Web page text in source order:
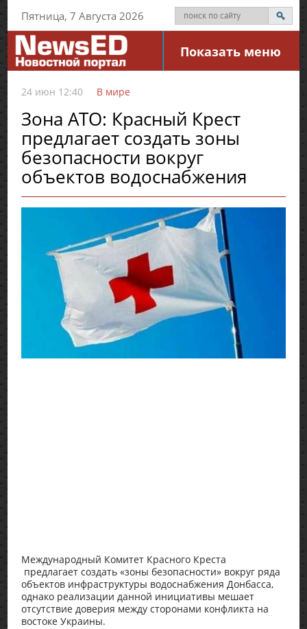
Пятница, 7 Августа 2026
Показать меню
24 июн 12:40 В мире
Зона АТО: Красный Крест
предлагает создать зоны
безопасности вокруг
объектов водоснабжения
Международный Комитет Красного Креста
предлагает создать «зоны безопасности» вокруг ряда
объектов инфраструктуры водоснабжения Донбасса,
однако реализации данной инициативы мешает
отсутствие доверия между сторонами конфликта на
востоке Украины.